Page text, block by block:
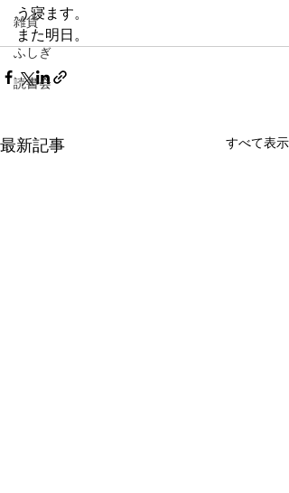
雑貨
ふしぎ
読書会
う寝ます。
また明日。
最新記事 すべて表示